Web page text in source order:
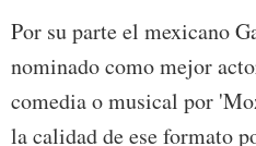
Por su parte el mexicano
nominado como mejor
comedia o musical por
la calidad de ese formato